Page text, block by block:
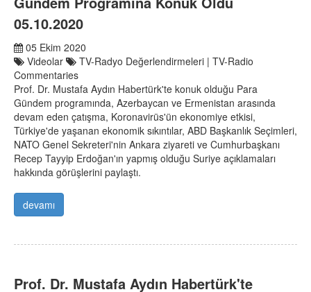
05.10.2020
05 Ekim 2020
Videolar
TV-Radyo Değerlendirmeleri | TV-Radio
Commentaries
Prof. Dr. Mustafa Aydın Habertürk'te konuk olduğu Para
Gündem programında, Azerbaycan ve Ermenistan arasında
devam eden çatışma, Koronavirüs'ün ekonomiye etkisi,
Türkiye'de yaşanan ekonomik sıkıntılar, ABD Başkanlık Seçimleri,
NATO Genel Sekreteri'nin Ankara ziyareti ve Cumhurbaşkanı
Recep Tayyip Erdoğan'ın yapmış olduğu Suriye açıklamaları
hakkında görüşlerini paylaştı.
devamı
Prof. Dr. Mustafa Aydın Habertürk'te